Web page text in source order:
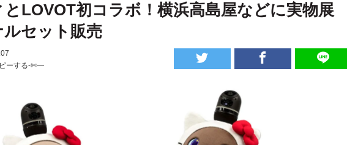
LOVOT初コラボ！横浜高島屋などに実物展
セット販売
ーする-✄—